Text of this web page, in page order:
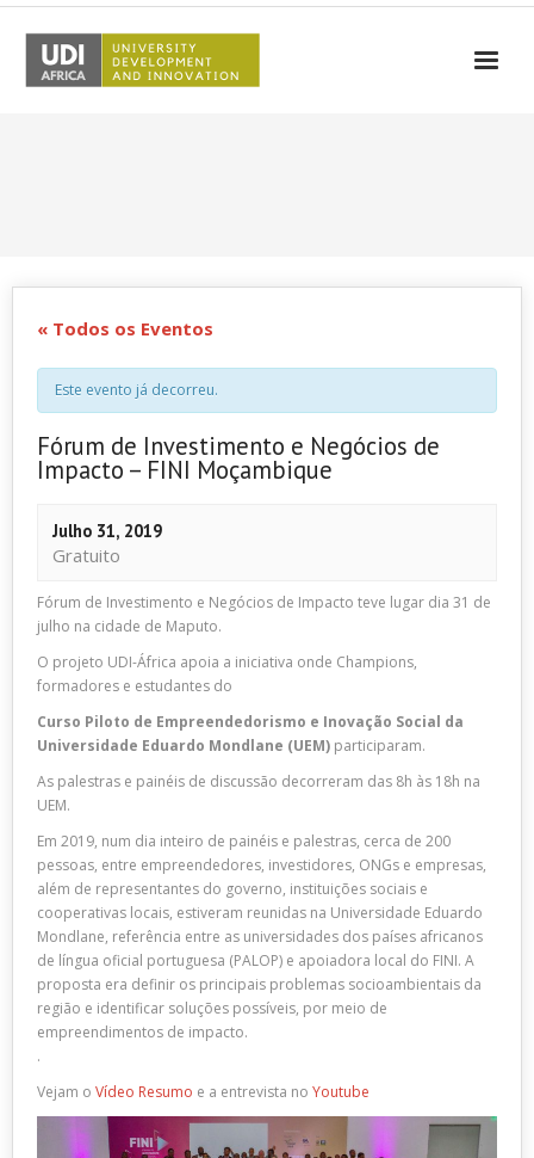
Resultados
Testemunhos
Contactos
« Todos os Eventos
Este evento já decorreu.
Fórum de Investimento e Negócios de
Impacto – FINI Moçambique
Julho 31, 2019
Gratuito
Fórum de Investimento e Negócios de Impacto teve lugar dia 31 de
julho na cidade de Maputo.
O projeto UDI-África apoia a iniciativa onde Champions,
formadores e estudantes do
Curso Piloto de Empreendedorismo e Inovação Social da
Universidade Eduardo Mondlane (UEM) participaram.
As palestras e painéis de discussão decorreram das 8h às 18h na
UEM.
Em 2019, num dia inteiro de painéis e palestras, cerca de 200
pessoas, entre empreendedores, investidores, ONGs e empresas,
além de representantes do governo, instituições sociais e
cooperativas locais, estiveram reunidas na Universidade Eduardo
Mondlane, referência entre as universidades dos países africanos
de língua oficial portuguesa (PALOP) e apoiadora local do FINI. A
proposta era definir os principais problemas socioambientais da
região e identificar soluções possíveis, por meio de
empreendimentos de impacto.
.
Vejam o Vídeo Resumo e a entrevista no Youtube